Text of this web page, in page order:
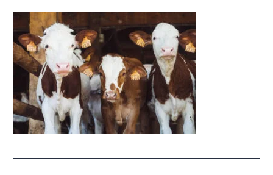
Misión
Directiva
Integrantes
Comisiones
Relaciones